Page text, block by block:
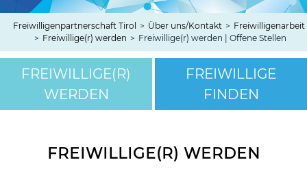
Freiwilligenpartnerschaft Tirol > Über uns/Kontakt > Freiwilligenarbeit
> Freiwillige(r) werden > Freiwillige(r) werden | Offene Stellen
FREIWILLIGE(R)
WERDEN
FREIWILLIGE
FINDEN
FREIWILLIGE(R) WERDEN